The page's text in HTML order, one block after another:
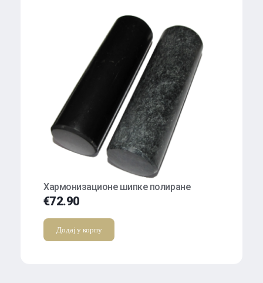
Хармонизационе шипке полиране
€72.90
Додај у корпу